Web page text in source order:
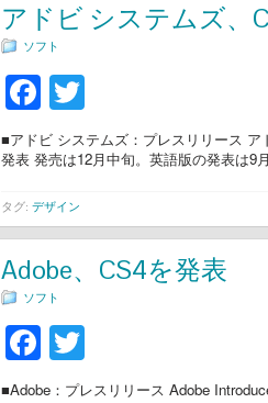
アドビ システムズ、
ソフト
Facebook
■アドビ システムズ：プレスリリース
発表 発売は12月中旬。英語版の発表は9
タグ: デザイン
Adobe、CS4を発表
ソフト
Facebook
■Adobe：プレスリリース Adobe